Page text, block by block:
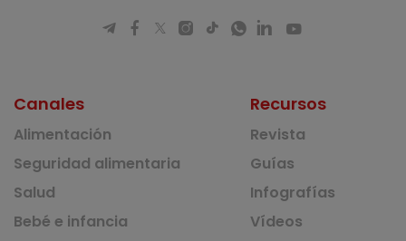
Canales
Alimentación
Seguridad alimentaria
Salud
Bebé e infancia
Recursos
Revista
Guías
Infografías
Vídeos